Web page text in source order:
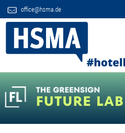
office@hsma.de